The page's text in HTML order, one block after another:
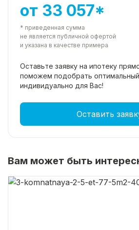
от 33 057*
* приведенная сумма
не является публичной офертой
и указана в качестве примера
Оставьте заявку на ипотеку
поможем подобрать
индивидуально для Вас!
Оставить
Вам может быть